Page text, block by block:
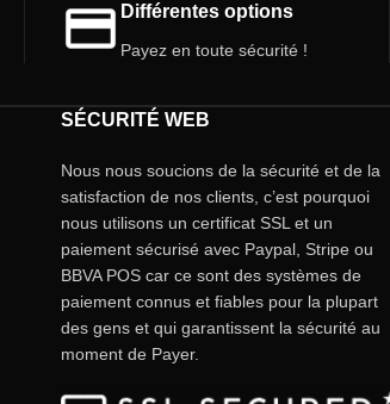
Différentes options
Payez en toute sécurité !
SÉCURITÉ WEB
Nous nous soucions de la sécurité et de la
satisfaction de nos clients, c’est pourquoi
nous utilisons un certificat SSL et un
paiement sécurisé avec Paypal, Stripe ou
BBVA POS car ce sont des systèmes de
paiement connus et fiables pour la plupart
des gens et qui garantissent la sécurité au
moment de Payer.